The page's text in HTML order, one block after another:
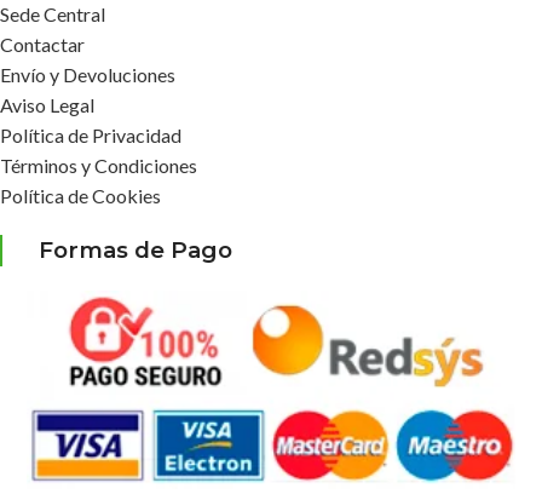
Sede Central
Contactar
Envío y Devoluciones
Aviso Legal
Política de Privacidad
Términos y Condiciones
Política de Cookies
Formas de Pago